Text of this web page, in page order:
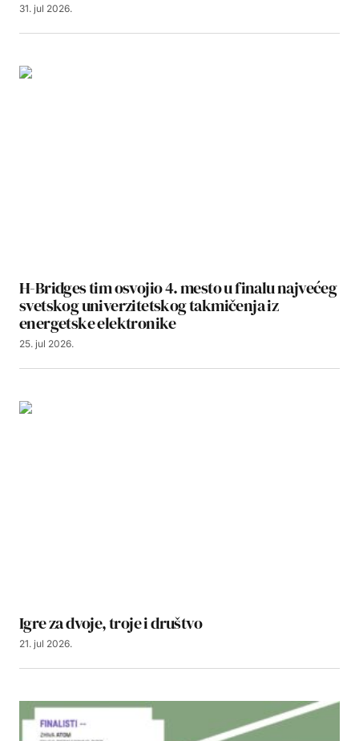
31. jul 2026.
H-Bridges tim osvojio 4. mesto u finalu najvećeg
svetskog univerzitetskog takmičenja iz
energetske elektronike
25. jul 2026.
Igre za dvoje, troje i društvo
21. jul 2026.